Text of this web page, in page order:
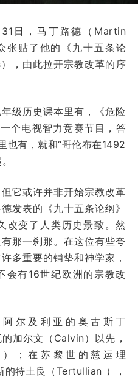
日，马丁路德（Martin
张贴了他的《九十五条论
，由此拉开宗教改革的序
级历史课本里有，《危险
个电视智力竞赛节目，答
有，就和“哥伦布在1492
它或许并非开始宗教改革
发表的《九十五条论纲》
改变了人类历史景致。然
那一刹那。在这位有些夸
多重要的铺垫和神学家，
会有16世纪欧洲的宗教改
尔及利亚的奥古斯丁
加尔文（Calvin）以先，
；在苏黎世的慈运理
的特土良（Tertullian ），